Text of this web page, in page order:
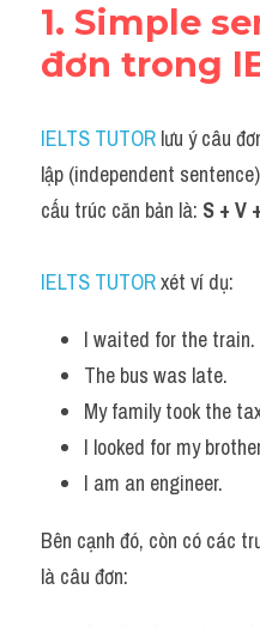
1. Simple
đơn trong
IELTS TUTOR lưu ý câu
lập (independent
cấu trúc căn bản là: S + V
IELTS TUTOR xét ví dụ:
I waited for the train.
The bus was late.
My family took the
I looked for my
I am an engineer.
Bên cạnh đó, còn có các
là câu đơn: